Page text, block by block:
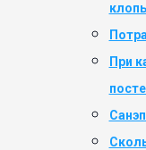
При